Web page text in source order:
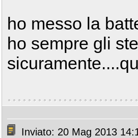
ho messo la
ho sempre gli
Inviato: 20 Mag 2013